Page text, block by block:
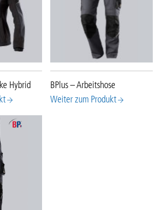
Hybrid
BPlus – Arbeitshose
Weiter zum Produkt